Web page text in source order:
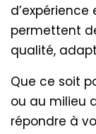
permettent
qualité,
Que ce soit
ou au milieu
répondre à